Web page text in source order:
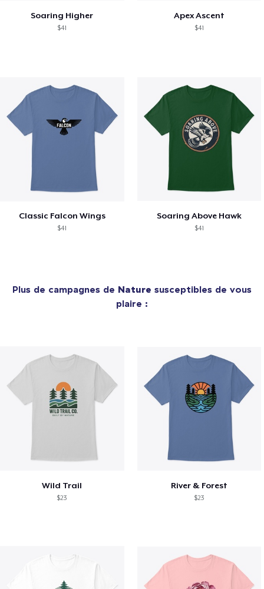
Soaring Higher
$41
Apex Ascent
$41
Classic Falcon Wings
$41
Soaring Above Hawk
$41
Plus de campagnes de Nature susceptibles de vous
plaire :
Wild Trail
$23
River & Forest
$23